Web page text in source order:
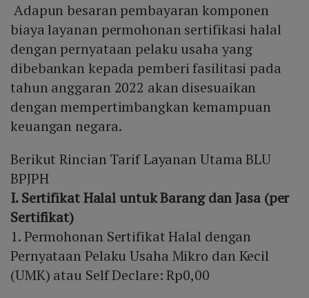
Adapun besaran pembayaran komponen
biaya layanan permohonan sertifikasi halal
dengan pernyataan pelaku usaha yang
dibebankan kepada pemberi fasilitasi pada
tahun anggaran 2022 akan disesuaikan
dengan mempertimbangkan kemampuan
keuangan negara.
Berikut Rincian Tarif Layanan Utama BLU
BPJPH
I. Sertifikat Halal untuk Barang dan Jasa (per
Sertifikat)
1. Permohonan Sertifikat Halal dengan
Pernyataan Pelaku Usaha Mikro dan Kecil
(UMK) atau Self Declare: Rp0,00